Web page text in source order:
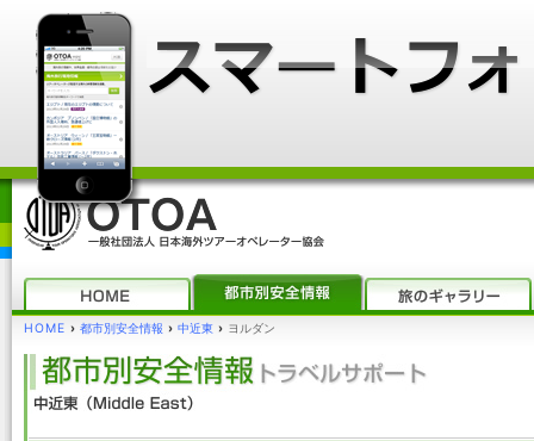
HOME › 都市別安全情報 › 中近東 › ヨルダン